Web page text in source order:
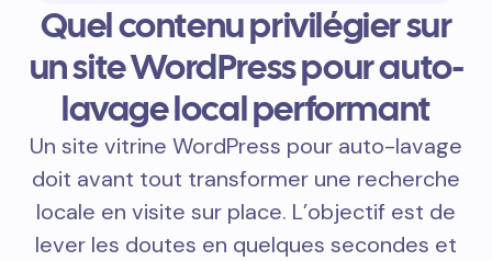
Quel contenu privilégier sur
un site WordPress pour auto-
lavage local performant
Un site vitrine WordPress pour auto-lavage
doit avant tout transformer une recherche
locale en visite sur place. L’objectif est de
lever les doutes en quelques secondes et